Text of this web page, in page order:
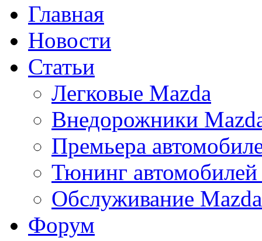
Главная
Новости
Статьи
Легковые Mazda
Внедорожники
Премьера
Тюнинг
Обслуживание Mazda
Форум